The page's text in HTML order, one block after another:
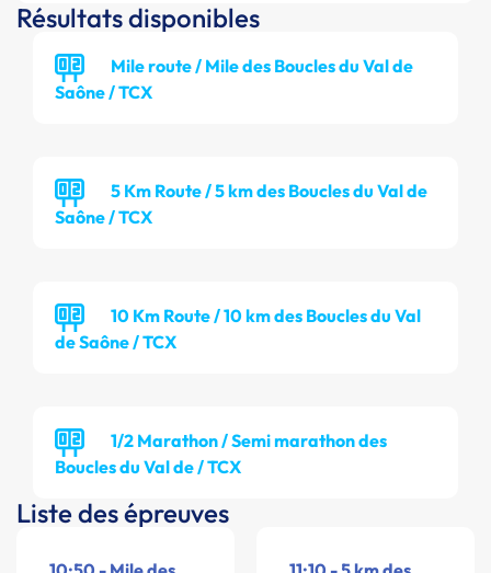
Résultats disponibles
Mile route / Mile des Boucles du Val de
Saône / TCX
5 Km Route / 5 km des Boucles du Val de
Saône / TCX
10 Km Route / 10 km des Boucles du Val
de Saône / TCX
1/2 Marathon / Semi marathon des
Boucles du Val de / TCX
Liste des épreuves